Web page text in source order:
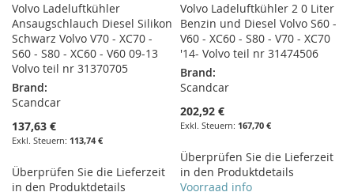
Volvo Ladeluftkühler
Ansaugschlauch Diesel Silikon
Schwarz Volvo V70 - XC70 -
S60 - S80 - XC60 - V60 09-13
Volvo teil nr 31370705
Brand:
Scandcar
137,63 €
113,74 €
Überprüfen Sie die Lieferzeit
in den Produktdetails
Volvo Ladeluftkühler 2 0 Liter
Benzin und Diesel Volvo S60 -
V60 - XC60 - S80 - V70 - XC70
'14- Volvo teil nr 31474506
Brand:
Scandcar
202,92 €
167,70 €
Überprüfen Sie die Lieferzeit
in den Produktdetails
Voorraad info